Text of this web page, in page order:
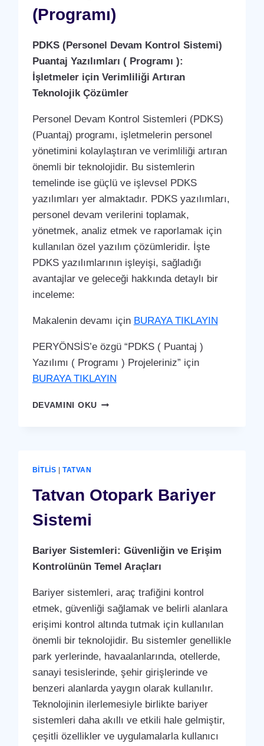
(Programı)
PDKS (Personel Devam Kontrol Sistemi)
Puantaj Yazılımları ( Programı ):
İşletmeler için Verimliliği Artıran
Teknolojik Çözümler
Personel Devam Kontrol Sistemleri (PDKS)
(Puantaj) programı, işletmelerin personel
yönetimini kolaylaştıran ve verimliliği artıran
önemli bir teknolojidir. Bu sistemlerin
temelinde ise güçlü ve işlevsel PDKS
yazılımları yer almaktadır. PDKS yazılımları,
personel devam verilerini toplamak,
yönetmek, analiz etmek ve raporlamak için
kullanılan özel yazılım çözümleridir. İşte
PDKS yazılımlarının işleyişi, sağladığı
avantajlar ve geleceği hakkında detaylı bir
inceleme:
Makalenin devamı için BURAYA TIKLAYIN
PERYÖNSİS’e özgü “PDKS ( Puantaj )
Yazılımı ( Programı ) Projeleriniz” için
BURAYA TIKLAYIN
DEVAMINI OKUTATVAN
YAZILIMI
(PROGRAMI)
BITLIS |TATVAN
Tatvan Otopark Bariyer
Sistemi
Bariyer Sistemleri: Güvenliğin ve Erişim
Kontrolünün Temel Araçları
Bariyer sistemleri, araç trafiğini kontrol
etmek, güvenliği sağlamak ve belirli alanlara
erişimi kontrol altında tutmak için kullanılan
önemli bir teknolojidir. Bu sistemler genellikle
park yerlerinde, havaalanlarında, otellerde,
sanayi tesislerinde, şehir girişlerinde ve
benzeri alanlarda yaygın olarak kullanılır.
Teknolojinin ilerlemesiyle birlikte bariyer
sistemleri daha akıllı ve etkili hale gelmiştir,
çeşitli özellikler ve uygulamalarla kullanıcı